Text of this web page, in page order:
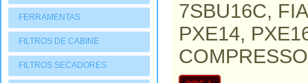
FERRAMENTAS
FILTROS DE CABINE
FILTROS SECADORES
7SBU16C,
PXE14,